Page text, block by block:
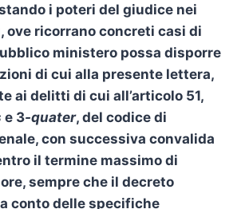
i poteri del giudice nei
ove ricorrano concreti casi di
ministero possa disporre
di cui alla presente lettera,
ai delitti di cui all’articolo 51,
e 3-quater, del codice di
con successiva convalida
il termine massimo di
sempre che il decreto
conto delle specifiche